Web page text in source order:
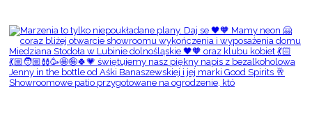
Showroomowe patio przygotowane na ogrodzenie, któ